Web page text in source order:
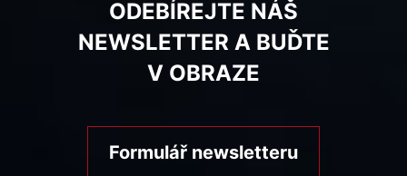
ODEBÍREJTE NÁŠ
NEWSLETTER A BUĎTE
V OBRAZE
Formulář newsletteru